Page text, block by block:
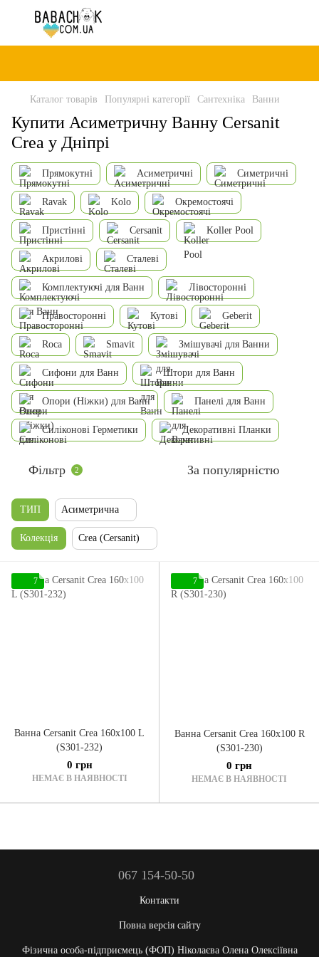
Каталог товарів Популярні категорії Сантехніка Ванни
Купити Асиметричну Ванну Cersanit
Crea у Дніпрі
Прямокутні Асиметричні Симетричні
Ravak Kolo Окремостоячі
Пристінні Cersanit Koller Pool
Акрилові Сталеві
Комплектуючі для Ванн Лівосторонні
Правосторонні Кутові Geberit
Roca Smavit Змішувачі для Ванни
Сифони для Ванн Штори для Ванн
Опори (Ніжки) для Ванн Панелі для Ванн
Силіконові Герметики Декоративні Планки
Фільтр 2 За популярністю
ТИП Асиметрична
Колекція Crea (Cersanit)
7
Ванна Cersanit Crea 160x100 L
(S301-232)
0 грн
НЕМАЄ В НАЯВНОСТІ
7
Ванна Cersanit Crea 160x100 R
(S301-230)
0 грн
НЕМАЄ В НАЯВНОСТІ
067 154-50-50
Контакти
Повна версія сайту
Фізична особа-підприємець (ФОП) Ніколаєва Олена Олексіївна